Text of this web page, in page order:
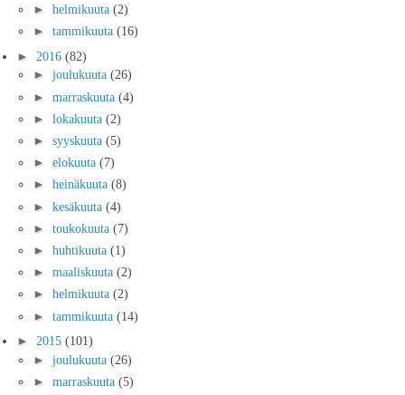
► helmikuuta (2)
► tammikuuta (16)
► 2016 (82)
► joulukuuta (26)
► marraskuuta (4)
► lokakuuta (2)
► syyskuuta (5)
► elokuuta (7)
► heinäkuuta (8)
► kesäkuuta (4)
► toukokuuta (7)
► huhtikuuta (1)
► maaliskuuta (2)
► helmikuuta (2)
► tammikuuta (14)
► 2015 (101)
► joulukuuta (26)
► marraskuuta (5)